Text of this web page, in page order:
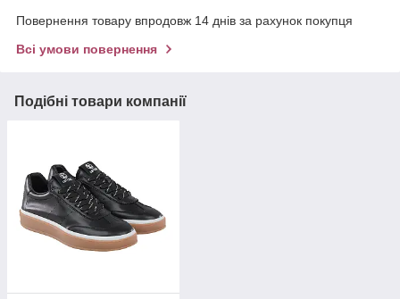
Повернення товару впродовж 14 днів за рахунок покупця
Всі умови повернення
Подібні товари компанії